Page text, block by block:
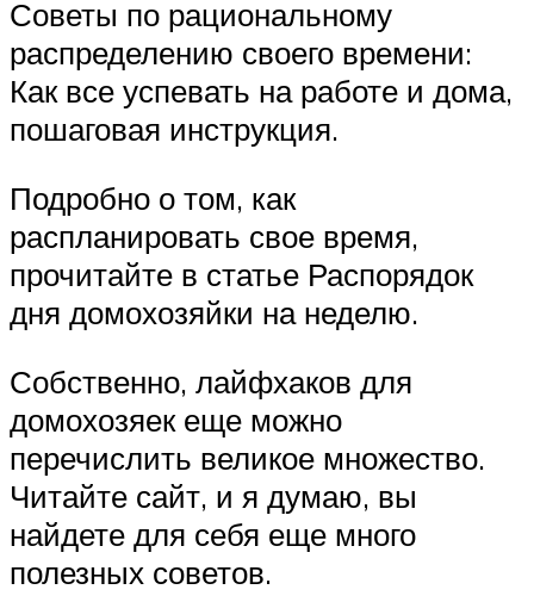
Советы по рациональному
распределению своего времени:
Как все успевать на работе и дома,
пошаговая инструкция.
Подробно о том, как
распланировать свое время,
прочитайте в статье Распорядок
дня домохозяйки на неделю.
Собственно, лайфхаков для
домохозяек еще можно
перечислить великое множество.
Читайте сайт, и я думаю, вы
найдете для себя еще много
полезных советов.